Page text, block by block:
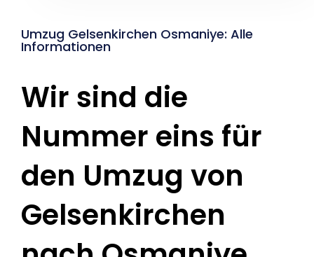
Umzug Gelsenkirchen Osmaniye: Alle
Informationen
Wir sind die
Nummer eins für
den Umzug von
Gelsenkirchen